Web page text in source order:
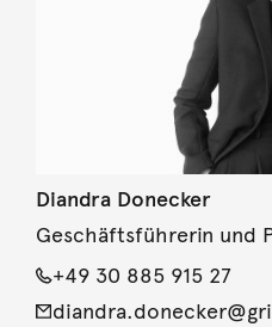
Diandra Donecker
Geschäftsführerin und
+49 30 885 915 27